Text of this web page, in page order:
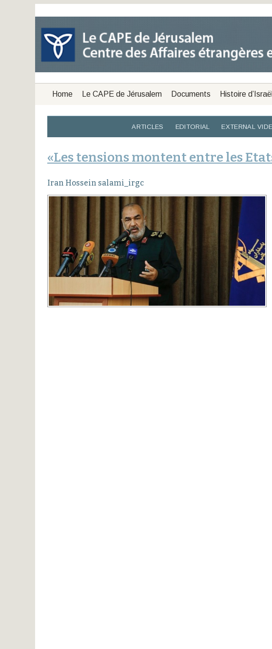
Home Le CAPE de Jérusalem Documents Histoire d’Israël
ARTICLES EDITORIAL EXTERNAL
«Les tensions montent entre les
Iran Hossein salami_irgc